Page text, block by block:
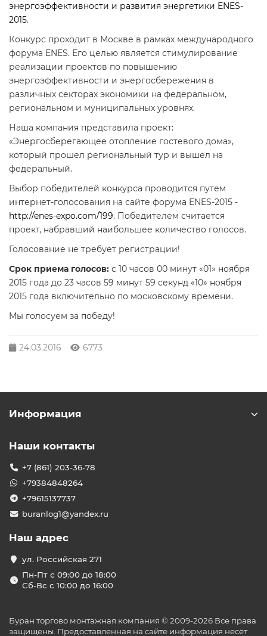
энергоэффективности и развития энергетики ENES-
2015.
Конкурс проходит в Москве в рамках международного
форума ENES. Его целью является стимулирование
реализации проектов по повышению
энергоэффективности и энергосбережения в
различных секторах экономики на федеральном,
региональном и муниципальных уровнях.
Наша компания представила проект:
«Энергосберегающее отопление гостевого дома»,
который прошел региональный тур и вышел на
федеральный.
Выбор победителей конкурса проводится путем
интернет-голосования на сайте форума ENES-2015 -
http://enes-expo.com/199. Победителем считается
проект, набравший наибольшее количество голосов.
Голосование не требует регистрации!
Срок приема голосов: с 10 часов 00 минут «01» ноября
2015 года до 23 часов 59 минут 59 секунд «10» ноября
2015 года включительно по московскому времени.
Мы голосуем за победу!
24.03.2016 6773
Информация
Наши контакты
+7 (861) 203-36-78
+79384848264
+79615137737
buranlog1@yandex.ru
Наш адрес
ул. Российская 271
Пн-Пт с 09:00 до 18:00
Сб-Вс с 10:00 до 16:00
Буран торгово монтажная компания © 2009-2026 Все права
защищены. Предоставленная на сайте информация несёт